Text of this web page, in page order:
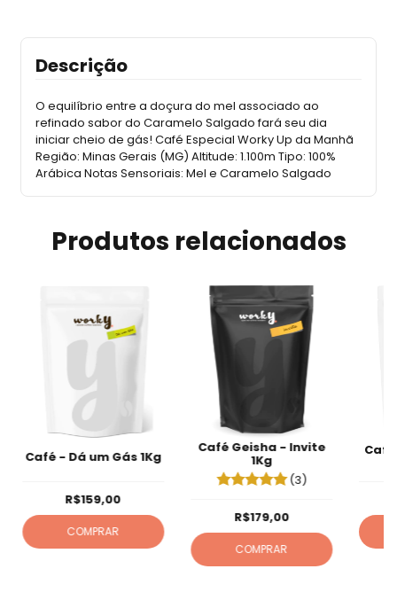
Descrição
O equilíbrio entre a doçura do mel associado ao
refinado sabor do Caramelo Salgado fará seu dia
iniciar cheio de gás! Café Especial Worky Up da Manhã
Região: Minas Gerais (MG) Altitude: 1.100m Tipo: 100%
Arábica Notas Sensoriais: Mel e Caramelo Salgado
Produtos relacionados
Café - Dá um Gás 1Kg
R$159,00
COMPRAR
Café Geisha - Invite
1Kg
(3)
R$179,00
COMPRAR